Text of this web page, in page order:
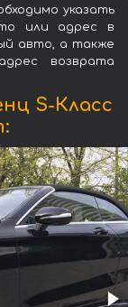
указать
или адрес в
авто, а также
возврата
S-Класс